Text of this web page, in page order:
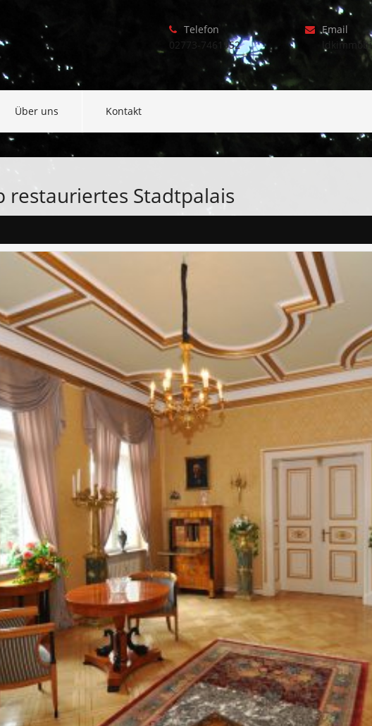
Telefon
02773-7461952
Email
Über uns Kontakt
restauriertes Stadtpalais